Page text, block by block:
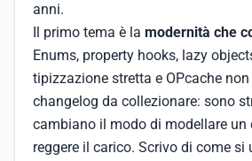
anni.
Il primo tema è la modernità che
Enums, property hooks, lazy
tipizzazione stretta e OPcache
changelog da collezionare: sono
cambiano il modo di modellare un
reggere il carico. Scrivo di come si